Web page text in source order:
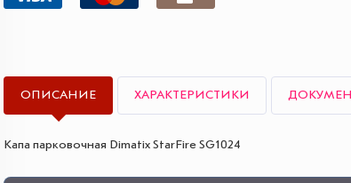
ОПИСАНИЕ ХАРАКТЕРИСТИКИ
Капа парковочная Dimatix StarFire SG1024